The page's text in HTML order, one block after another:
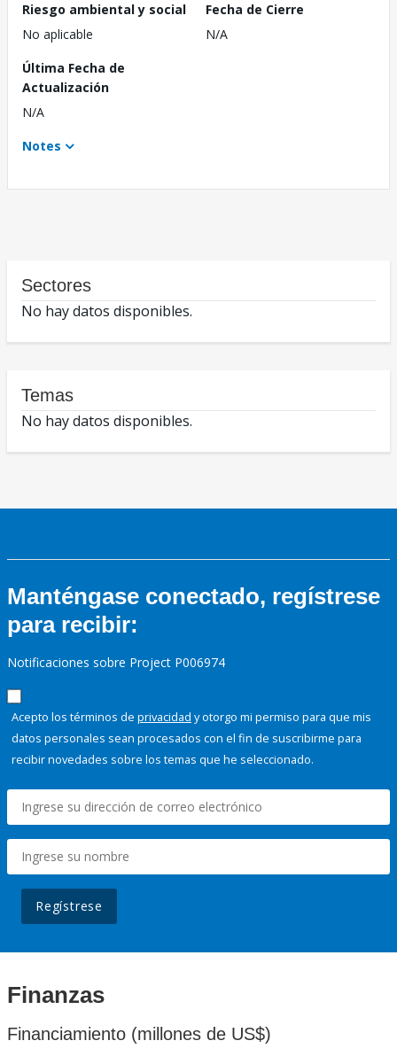
Riesgo ambiental y social
No aplicable
Fecha de Cierre
N/A
Última Fecha de
Actualización
N/A
Notes
Sectores
No hay datos disponibles.
Temas
No hay datos disponibles.
Manténgase conectado, regístrese
para recibir:
Notificaciones sobre Project P006974
Acepto los términos de privacidad y otorgo mi permiso para que mis
datos personales sean procesados con el fin de suscribirme para
recibir novedades sobre los temas que he seleccionado.
Regístrese
Finanzas
Financiamiento (millones de US$)